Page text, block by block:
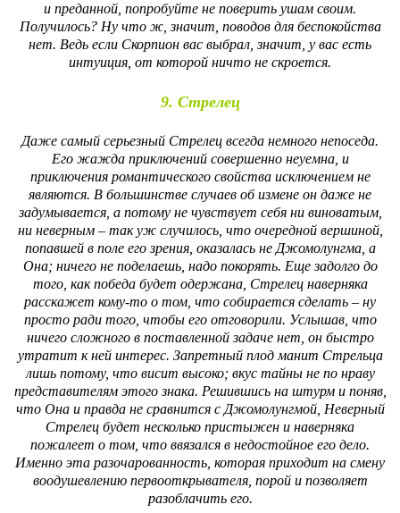
и преданной, попробуйте не поверить ушам своим.
Получилось? Ну что ж, значит, поводов для беспокойства
нет. Ведь если Скорпион вас выбрал, значит, у вас есть
интуиция, от которой ничто не скроется.
9. Стрелец
Даже самый серьезный Стрелец всегда немного непоседа.
Его жажда приключений совершенно неуемна, и
приключения романтического свойства исключением не
являются. В большинстве случаев об измене он даже не
задумывается, а потому не чувствует себя ни виноватым,
ни неверным – так уж случилось, что очередной вершиной,
попавшей в поле его зрения, оказалась не Джомолунгма, а
Она; ничего не поделаешь, надо покорять. Еще задолго до
того, как победа будет одержана, Стрелец наверняка
расскажет кому-то о том, что собирается сделать – ну
просто ради того, чтобы его отговорили. Услышав, что
ничего сложного в поставленной задаче нет, он быстро
утратит к ней интерес. Запретный плод манит Стрельца
лишь потому, что висит высоко; вкус тайны не по нраву
представителям этого знака. Решившись на штурм и поняв,
что Она и правда не сравнится с Джомолунгмой, Неверный
Стрелец будет несколько пристыжен и наверняка
пожалеет о том, что ввязался в недостойное его дело.
Именно эта разочарованность, которая приходит на смену
воодушевлению первооткрывателя, порой и позволяет
разоблачить его.